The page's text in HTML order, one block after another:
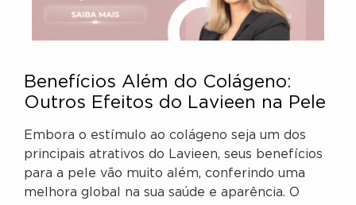
Benefícios Além do Colágeno:
Outros Efeitos do Lavieen na Pele
Embora o estímulo ao colágeno seja um dos
principais atrativos do Lavieen, seus benefícios
para a pele vão muito além, conferindo uma
melhora global na sua saúde e aparência. O